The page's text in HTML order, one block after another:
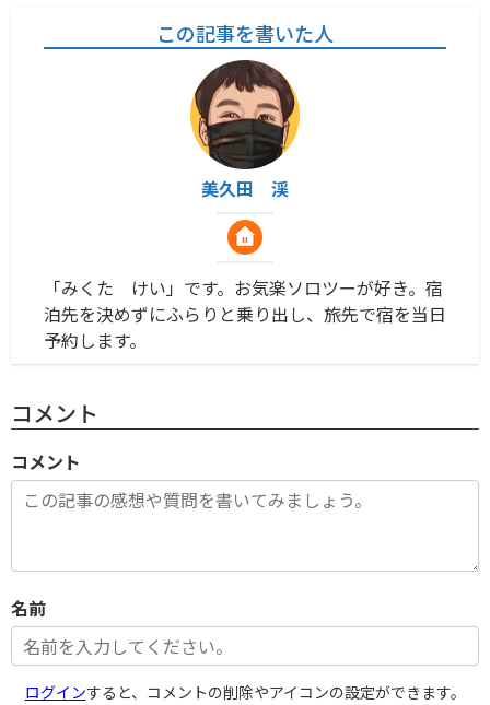
この記事を書いた人
美久田 渓
「みくた けい」です。お気楽ソロツーが好き。宿
泊先を決めずにふらりと乗り出し、旅先で宿を当日
予約します。
コメント
コメント
名前
ログインすると、コメントの削除やアイコンの設定ができます。